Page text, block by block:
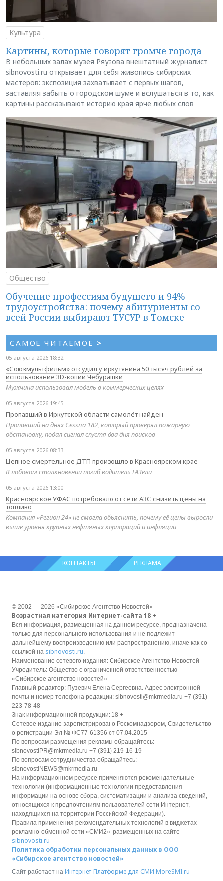
Культура
Картины, которые говорят громче города
В небольших залах музея Ряузова внештатный журналист
sibnovosti.ru открывает для себя живопись сибирских
мастеров: экспозиция захватывает с первых шагов,
заставляя забыть о городском шуме и вслушаться в то, как
картины рассказывают историю края ярче любых слов
Общество
Обучение профессиям будущего и 94%
трудоустройства: почему абитуриенты со
всей России выбирают ТУСУР в Томске
САМОЕ ЧИТАЕМОЕ >
05 августа 2026 18:32
«Союзмультфильм» отсудил у иркутянина 50 тысяч рублей за
использование 3D-копии Чебурашки
Мужчина использовал модель в коммерческих целях
05 августа 2026 19:45
Пропавший в Иркутской области самолёт найден
Пропавший на днях Cessna 182, который проверял пожарную
обстановку, подал сигнал спустя два дня поисков
05 августа 2026 08:33
Цепное смертельное ДТП произошло в Красноярском крае
В лобовом столкновении погиб водитель ГАЗели
05 августа 2026 13:00
Красноярское УФАС потребовало от сети АЗС снизить цены на
топливо
Компания «Регион 24» не смогла объяснить, почему её цены выросли
выше уровня крупных нефтяных корпораций и инфляции
КОНТАКТЫ РЕКЛАМА
© 2002 — 2026 «Сибирское Агентство Новостей»
Возрастная категория Интернет-сайта 18 +
Вся информация, размещенная на данном ресурсе, предназначена
только для персонального использования и не подлежит
дальнейшему воспроизведению или распространению, иначе как со
ссылкой на sibnovosti.ru.
Наименование сетевого издания: Сибирское Агентство Новостей
Учредитель: Общество с ограниченной ответственностью
«Сибирское агентство новостей»
Главный редактор: Пузевич Елена Сергеевна. Адрес электронной
почты и номер телефона редакции: sibnovosti@mkrmedia.ru +7 (391)
223-78-48
Знак информационной продукции: 18 +
Сетевое издание зарегистрировано Роскомнадзором, Свидетельство
о регистрации Эл № ФС77-61356 от 07.04.2015
По вопросам размещения рекламы обращайтесь:
sibnovostiPR@mkrmedia.ru +7 (391) 219-16-19
По вопросам сотрудничества обращайтесь:
sibnovostiNEWS@mkrmedia.ru
На информационном ресурсе применяются рекомендательные
технологии (информационные технологии предоставления
информации на основе сбора, систематизации и анализа сведений,
относящихся к предпочтениям пользователей сети Интернет,
находящихся на территории Российской Федерации).
Правила применения рекомендательных технологий в виджетах
рекламно-обменной сети «СМИ2», размещенных на сайте
sibnovosti.ru
Политика обработки персональных данных в ООО
«Сибирское агентство новостей»
Сайт работает на Интернет-Платформе для СМИ MoreSMI.ru